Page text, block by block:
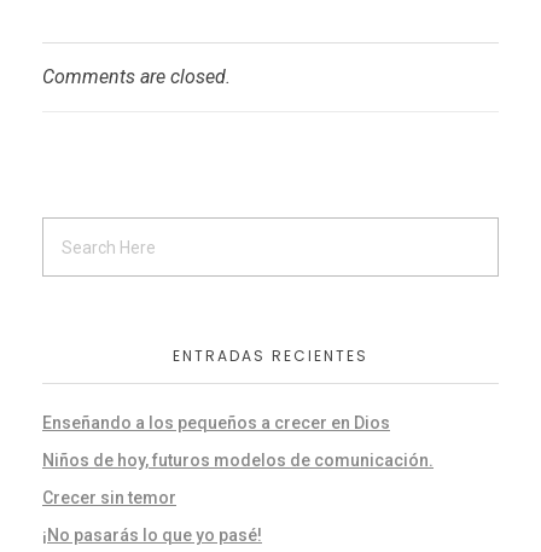
Comments are closed.
ENTRADAS RECIENTES
Enseñando a los pequeños a crecer en Dios
Niños de hoy, futuros modelos de comunicación.
Crecer sin temor
¡No pasarás lo que yo pasé!